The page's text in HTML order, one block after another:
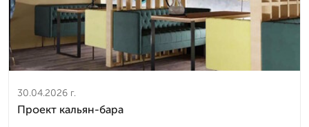
30.04.2026 г.
Проект кальян-бара